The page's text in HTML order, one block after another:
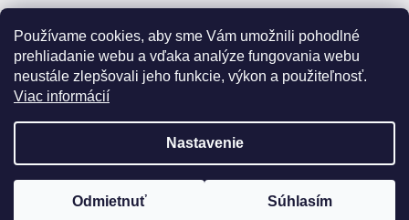
Používame cookies, aby sme Vám umožnili pohodlné
prehliadanie webu a vďaka analýze fungovania webu
neustále zlepšovali jeho funkcie, výkon a použiteľnosť.
Viac informácií
Nastavenie
Odmietnuť Súhlasím
|Realizoval Appgrade
Copyright 2026
. Všetky práva